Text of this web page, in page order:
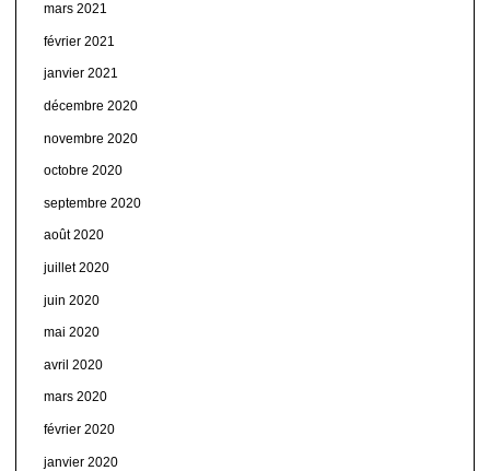
mars 2021
février 2021
janvier 2021
décembre 2020
novembre 2020
octobre 2020
septembre 2020
août 2020
juillet 2020
juin 2020
mai 2020
avril 2020
mars 2020
février 2020
janvier 2020